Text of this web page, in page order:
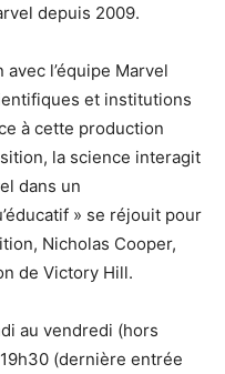
depuis 2009.
l’équipe Marvel
et institutions
à cette production
la science interagit
dans un
» se réjouit pour
Nicholas Cooper,
de Victory Hill.
au vendredi (hors
(dernière entrée